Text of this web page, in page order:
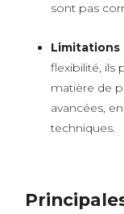
sont pas
Limitations
flexibilité, ils
matière de
avancées,
techniques.